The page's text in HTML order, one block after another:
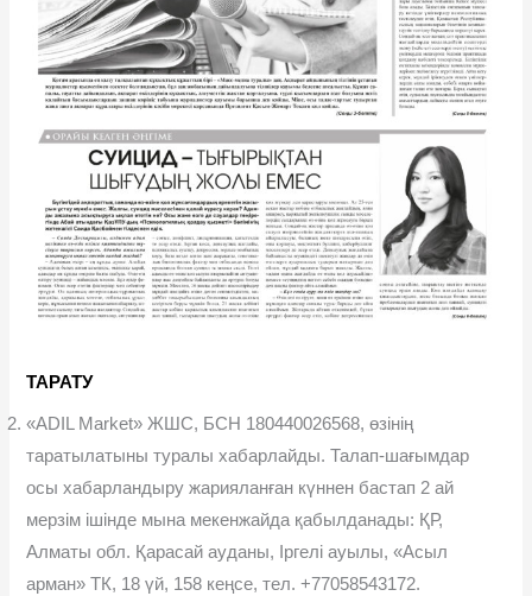
ТАРАТУ
«ADIL Market» ЖШС, БСН 180440026568, өзінің
таратылатыны туралы хабарлайды. Талап-шағымдар
осы хабарландыру жарияланған күннен бастап 2 ай
мерзім ішінде мына мекенжайда қабылданады: ҚР,
Алматы обл. Қарасай ауданы, Іргелі ауылы, «Асыл
арман» ТК, 18 үй, 158 кеңсе, тел. +77058543172.